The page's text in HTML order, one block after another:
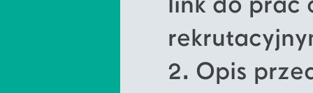
link do prac
2. Opis